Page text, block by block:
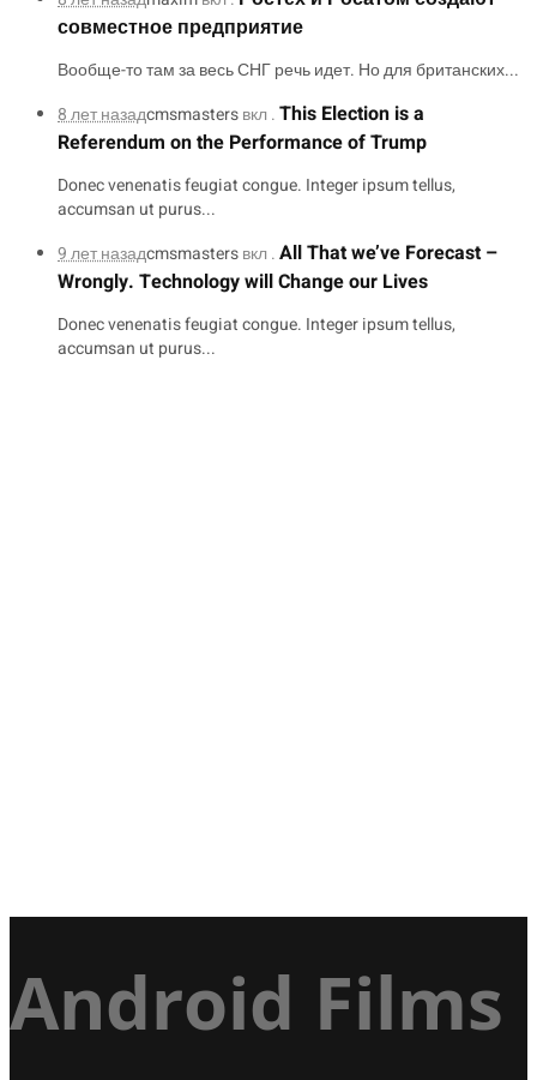
совместное предприятие
Вообще-то там за весь СНГ речь идет. Но для британских...
8 лет назадcmsmastersвкл .This Election is a
Referendum on the Performance of Trump
Donec venenatis feugiat congue. Integer ipsum tellus,
accumsan ut purus...
9 лет назадcmsmastersвкл .All That we’ve Forecast –
Wrongly. Technology will Change our Lives
Donec venenatis feugiat congue. Integer ipsum tellus,
accumsan ut purus...
Android Films